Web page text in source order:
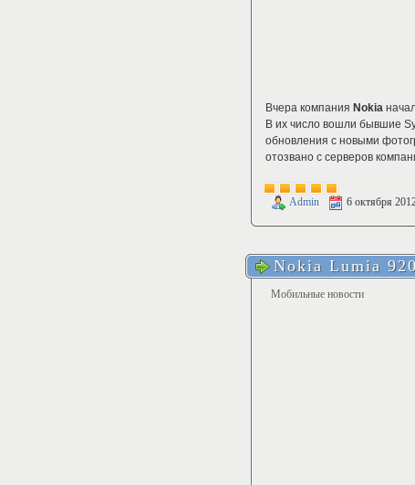
Вчера компания Nokia
В их число вошли бывшие
обновления с новыми
отозвано с серверов
Admin 6 октября
Nokia Lumia
Мобильные новости